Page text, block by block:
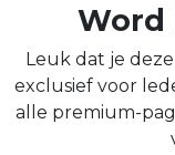
Word
Leuk dat je
exclusief voor
alle premium-